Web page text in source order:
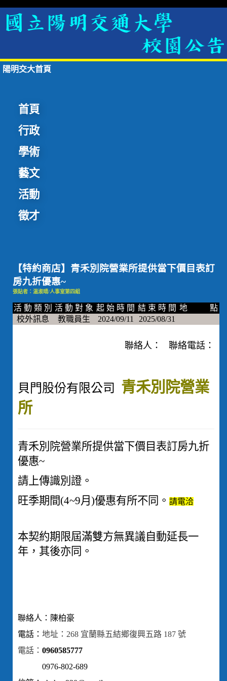
陽明交大首頁
首頁
行政
學術
藝文
活動
徵才
【特約商店】青禾別院營業所提供當下價目表訂
房九折優惠~
張貼者：温淑晴/人事室第四組
活 動 類 別 活 動 對 象 起 始 時 間 結 束 時 間 地 點
校外訊息
教職員生 2024/09/11 2025/08/31
聯絡人： 聯絡電話：
貝門股份有限公司 青禾別院營業
所
青禾別院營業所提供當下價目表訂房九折
優惠~
請上傳識別證。
旺季期間(4~9月)優惠有所不同。 請電洽
本契約期限屆滿雙方無異議自動延長一
年，其後亦同。
聯絡人：陳柏豪
電話： 地址：268 宜蘭縣五結鄉復興五路 187 號
電話： 0960585777
0976-802-689